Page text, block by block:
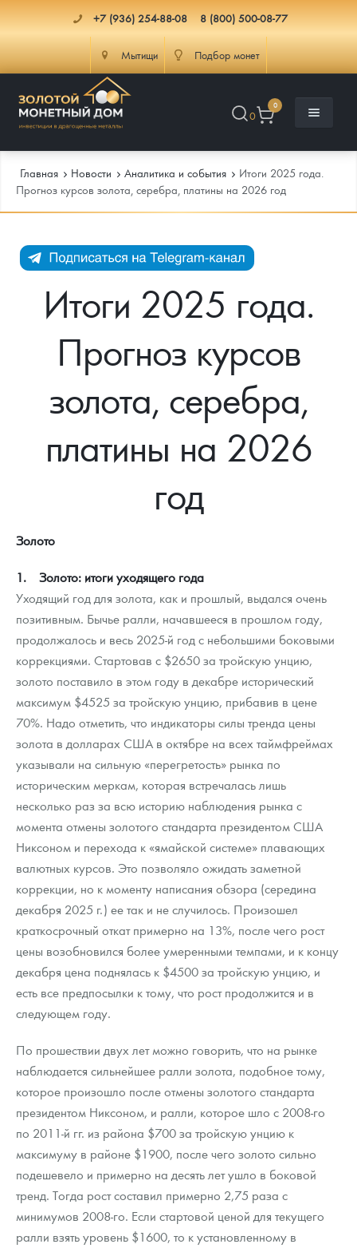
+7 (936) 254-88-08 8 (800) 500-08-77
Мытищи Подбор монет
0
0
Каталог Монет
Инвестиционные монеты
Монеты Царской России
Монеты стран мира после 1950г
Георгий Победоносец
Золотой червонец Сеятель
Гарри Поттер
Год Лошади
Флот: ледоколы и корабли
Жетоны "Необыкновенные обитатели глубин"
Ювелирные изделия
Русская нумизматика
Наборы подарочных и коллекционных монет
Монеты и жетоны из недрагоценных металлов
Книги по нумизматике
Инфо
Как сделать заказ
Гарантии
Памятка для работы с монетами из драгметаллов
Условия возврата
Монеты
Политика конфиденциальности
Политика использования Cookies
Положение по обработке и защите персональных данных
Доставка
Информация
Распродажа монет и жетонов
Аналитика и события
Итоги 2025 года. Прогноз курсов золота, серебра, платины на
Котировки
Курс золота и серебра
Письмо директору
Пресс-служба
Главная Новости Аналитика и события
Итоги 2025 года.
Прогноз курсов золота, серебра, платины на 2026 год
Итоги 2025 года.
Прогноз курсов
золота, серебра,
платины на 2026
год
Золото
1. Золото: итоги уходящего года
Уходящий год для золота, как и прошлый, выдался очень
позитивным. Бычье ралли, начавшееся в прошлом году,
продолжалось и весь 2025-й год с небольшими боковыми
коррекциями. Стартовав с $2650 за тройскую унцию,
золото поставило в этом году в декабре исторический
максимум $4525 за тройскую унцию, прибавив в цене
70%. Надо отметить, что индикаторы силы тренда цены
золота в долларах США в октябре на всех таймфреймах
указывали на сильную «перегретость» рынка по
историческим меркам, которая встречалась лишь
несколько раз за всю историю наблюдения рынка с
момента отмены золотого стандарта президентом США
Никсоном и перехода к «ямайской системе» плавающих
валютных курсов. Это позволяло ожидать заметной
коррекции, но к моменту написания обзора (середина
декабря 2025 г.) ее так и не случилось. Произошел
краткосрочный откат примерно на 13%, после чего рост
цены возобновился более умеренными темпами, и к концу
декабря цена поднялась к $4500 за тройскую унцию, и
есть все предпосылки к тому, что рост продолжится и в
следующем году.
По прошествии двух лет можно говорить, что на рынке
наблюдается сильнейшее ралли золота, подобное тому,
которое произошло после отмены золотого стандарта
президентом Никсоном, и ралли, которое шло с 2008-го
по 2011-й гг. из района $700 за тройскую унцию к
максимуму в районе $1900, после чего золото сильно
подешевело и примерно на десять лет ушло в боковой
тренд. Тогда рост составил примерно 2,75 раза с
минимумов 2008-го. Если стартовой ценой для текущего
ралли взять уровень $1600, то к установленному в